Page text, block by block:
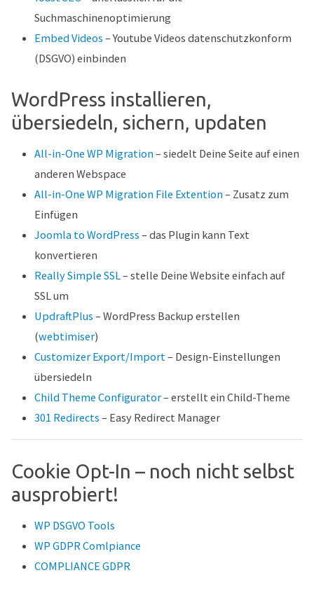
Suchmaschinenoptimierung
Embed Videos – Youtube Videos datenschutzkonform
(DSGVO) einbinden
WordPress installieren,
übersiedeln, sichern, updaten
All-in-One WP Migration – siedelt Deine Seite auf einen
anderen Webspace
All-in-One WP Migration File Extention – Zusatz zum
Einfügen
Joomla to WordPress – das Plugin kann Text
konvertieren
Really Simple SSL– stelle Deine Website einfach auf
SSL um
UpdraftPlus – WordPress Backup erstellen
(webtimiser)
Customizer Export/Import– Design-Einstellungen
übersiedeln
Child Theme Configurator– erstellt ein Child-Theme
301 Redirects – Easy Redirect Manager
Cookie Opt-In – noch nicht selbst
ausprobiert!
WP DSGVO Tools
WP GDPR Comlpiance
COMPLIANCE GDPR